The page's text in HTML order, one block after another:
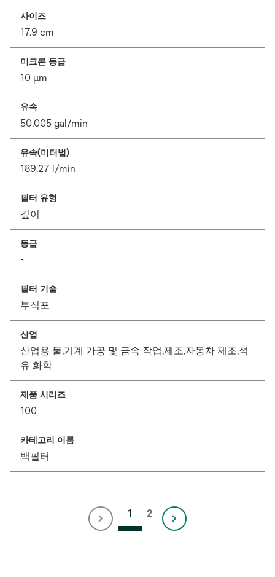
사이즈
17.9 cm
미크론 등급
10 μm
유속
50.005 gal/min
유속(미터법)
189.27 l/min
필터 유형
깊이
등급
-
필터 기술
부직포
산업
산업용 물,기계 가공 및 금속 작업,제조,자동차 제조,석
유 화학
제품 시리즈
100
카테고리 이름
백필터
1 2